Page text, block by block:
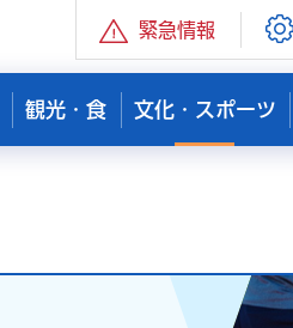
緊急情報
観光・食 文化・スポーツ